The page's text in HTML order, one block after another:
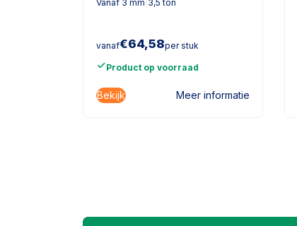
Vanaf 3 mm 3,5 ton
vanaf€64,58per stuk
Product op voorraad
Bekijk Meer informatie